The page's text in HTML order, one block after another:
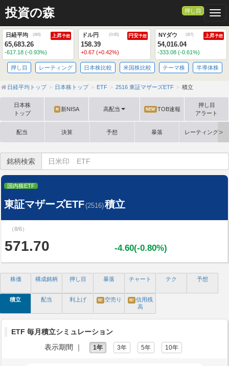
投資の森 押し目
日経平均 (8/6) 上昇予想
65,683.26
-617.18 (-0.93%)
ドル円 (0:45) 円安予想
158.39
+0.67 (+0.42%)
NYダウ (8/7) 上昇予想
54,016.04
-333.08 (-0.61%)
押し目 レーティング 日本株比較 米国株比較 テーマ株 半導体株
日経平均トップ 日本株トップ ETF 2516 東証マザーズETF 積立
日本株
トップ
N 新NISA 高配当 NEW TOB速報
押し目
アラート
配当 決算 予想 暴落 レーティング格
銘柄検索
国内株ETF
東証マザーズETF(2516)積立
（8/6）
571.70 -4.60(-0.80%)
株価 構成銘柄 押し目 暴落 チャート テク 予想
積立 配当 利上げ N! 空売り N! 信用残
高
ETF 毎月積立シミュレーション
表示期間 ｜
1年 3年 5年 10年